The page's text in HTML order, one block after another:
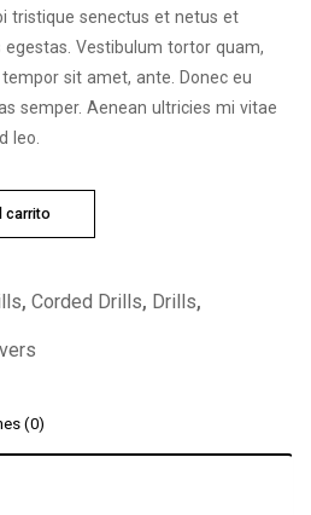
tristique senectus et netus et
Vestibulum tortor quam,
sit amet, ante. Donec eu
semper. Aenean ultricies mi vitae
leo.
carrito
, Corded Drills, Drills,
(0)